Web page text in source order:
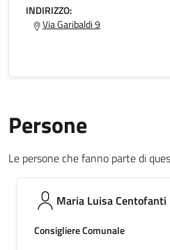
INDIRIZZO:
Via Garibaldi 9
Persone
Le persone che fanno parte di
Maria Luisa Centofanti
Consigliere Comunale